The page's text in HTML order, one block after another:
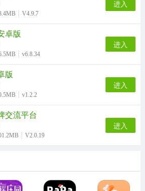
V4.9.7
进入
卓版
v6.8.34
进入
版
v1.2.2
进入
交流平台
V2.0.19
进入